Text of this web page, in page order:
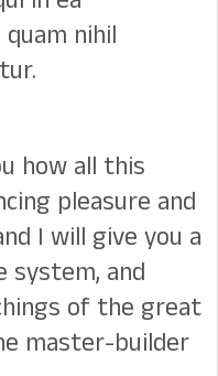
nihil
how all this
pleasure and
I will give you a
system, and
of the great
master-builder